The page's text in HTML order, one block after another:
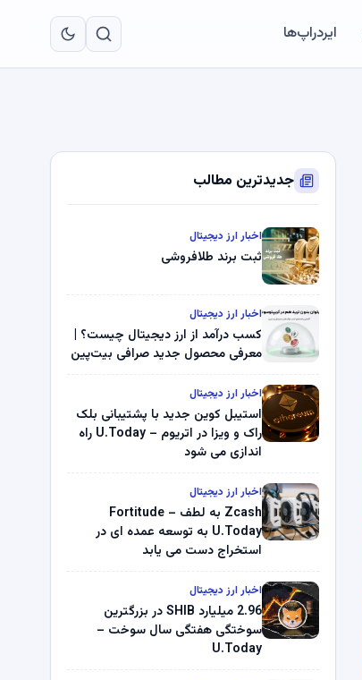
ایردراپ‌ها
جدیدترین مطالب
اخبار ارز دیجیتال
ثبت برند طلافروشی
اخبار ارز دیجیتال
کسب درآمد از ارز دیجیتال چیست؟ |
معرفی محصول جدید صرافی بیت‌پین
اخبار ارز دیجیتال
استیبل کوین جدید با پشتیبانی بلک
راک و ویزا در اتریوم – U.Today راه
اندازی می شود
اخبار ارز دیجیتال
Zcash به لطف Fortitude –
U.Today به توسعه عمده ای در
استخراج دست می یابد
اخبار ارز دیجیتال
2.96 میلیارد SHIB در بزرگترین
سوختگی هفتگی سال سوخت –
U.Today